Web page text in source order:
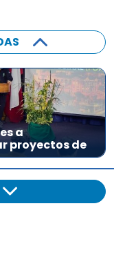
a
proyectos de